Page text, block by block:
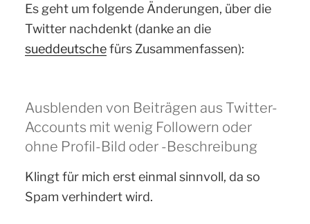
Es geht um folgende Änderungen, über die
Twitter nachdenkt (danke an die
sueddeutschefürs Zusammenfassen):
Ausblenden von Beiträgen aus Twitter-
Accounts mit wenig Followern oder
ohne Profil-Bild oder -Beschreibung
Klingt für mich erst einmal sinnvoll, da so
Spam verhindert wird.